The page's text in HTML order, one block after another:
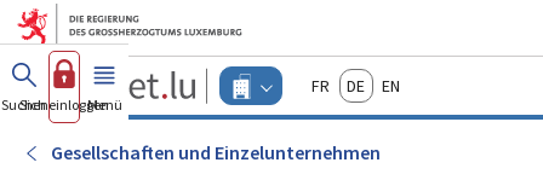
Zum Hauptmenü
Zum Inhalt
Guichet.lu
Changer
d'espace
Menu
FrançaisDeutschEnglish
Suchen
Sich einloggen
Menü Haupt-
Gesellschaften und Einzelunternehmen